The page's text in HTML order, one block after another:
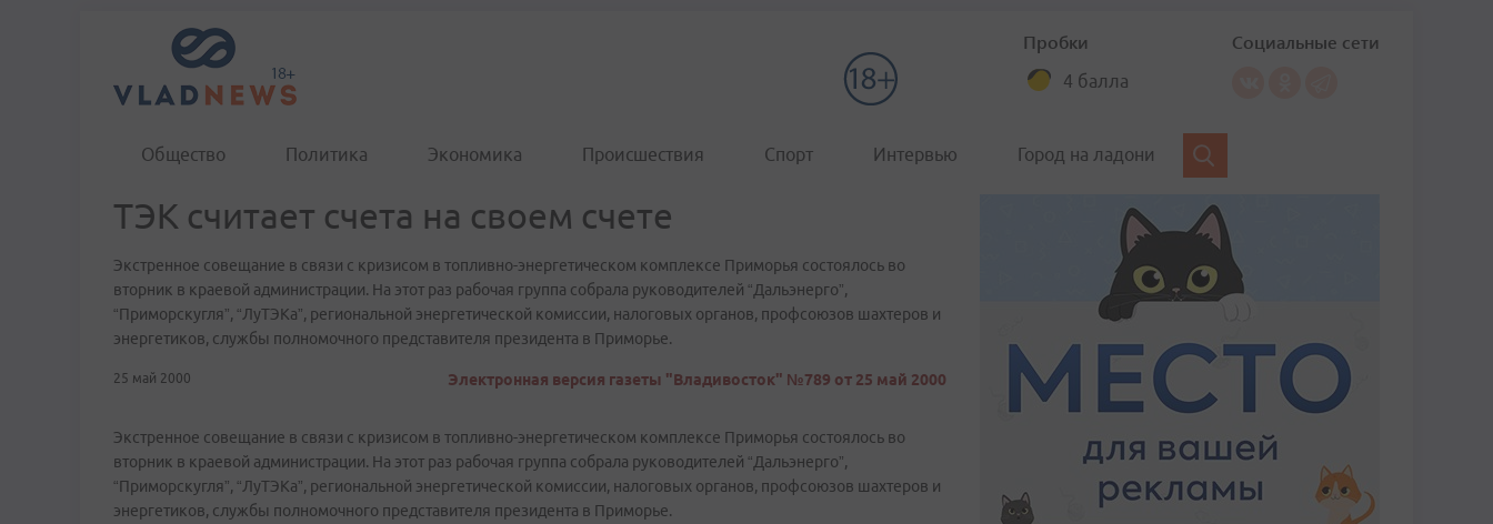
Пробки
4 балла
Социальные сети
Общество Политика Экономика Происшествия Спорт Интервью Город на ладони
ТЭК считает счета на своем счете
Экстренное совещание в связи с кризисом в топливно-энергетическом комплексе Приморья состоялось во
вторник в краевой администрации. На этот раз рабочая группа собрала руководителей “Дальэнерго”,
“Приморскугля”, “ЛуТЭКа”, региональной энергетической комиссии, налоговых органов, профсоюзов шахтеров и
энергетиков, службы полномочного представителя президента в Приморье.
25 май 2000 Электронная версия газеты "Владивосток" №789 от 25 май 2000
Экстренное совещание в связи с кризисом в топливно-энергетическом комплексе Приморья состоялось во
вторник в краевой администрации. На этот раз рабочая группа собрала руководителей “Дальэнерго”,
“Приморскугля”, “ЛуТЭКа”, региональной энергетической комиссии, налоговых органов, профсоюзов шахтеров и
энергетиков, службы полномочного представителя президента в Приморье.